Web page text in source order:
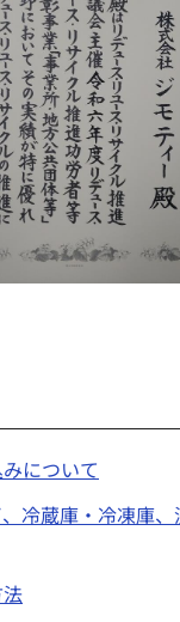
について
冷蔵庫・冷凍庫